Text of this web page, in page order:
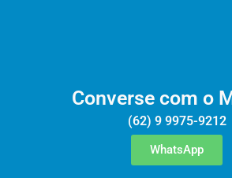
Converse com o
(62) 9 9975-9212
WhatsApp